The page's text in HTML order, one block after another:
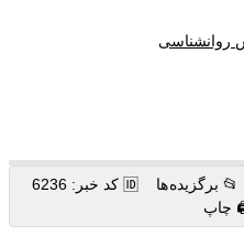
📂 برگزیده ها
🆔 کد خبر: 6236
چاپ